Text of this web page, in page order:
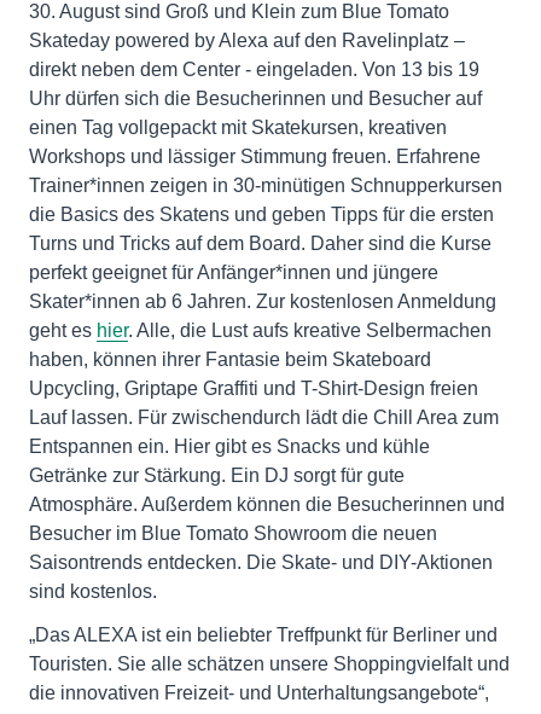
30. August sind Groß und Klein zum Blue Tomato
Skateday powered by Alexa auf den Ravelinplatz –
direkt neben dem Center - eingeladen. Von 13 bis 19
Uhr dürfen sich die Besucherinnen und Besucher auf
einen Tag vollgepackt mit Skatekursen, kreativen
Workshops und lässiger Stimmung freuen. Erfahrene
Trainer*innen zeigen in 30-minütigen Schnupperkursen
die Basics des Skatens und geben Tipps für die ersten
Turns und Tricks auf dem Board. Daher sind die Kurse
perfekt geeignet für Anfänger*innen und jüngere
Skater*innen ab 6 Jahren. Zur kostenlosen Anmeldung
geht es hier. Alle, die Lust aufs kreative Selbermachen
haben, können ihrer Fantasie beim Skateboard
Upcycling, Griptape Graffiti und T-Shirt-Design freien
Lauf lassen. Für zwischendurch lädt die Chill Area zum
Entspannen ein. Hier gibt es Snacks und kühle
Getränke zur Stärkung. Ein DJ sorgt für gute
Atmosphäre. Außerdem können die Besucherinnen und
Besucher im Blue Tomato Showroom die neuen
Saisontrends entdecken. Die Skate- und DIY-Aktionen
sind kostenlos.
„Das ALEXA ist ein beliebter Treffpunkt für Berliner und
Touristen. Sie alle schätzen unsere Shoppingvielfalt und
die innovativen Freizeit- und Unterhaltungsangebote“,